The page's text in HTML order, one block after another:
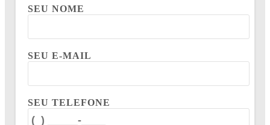
SEU NOME
SEU E-MAIL
SEU TELEFONE